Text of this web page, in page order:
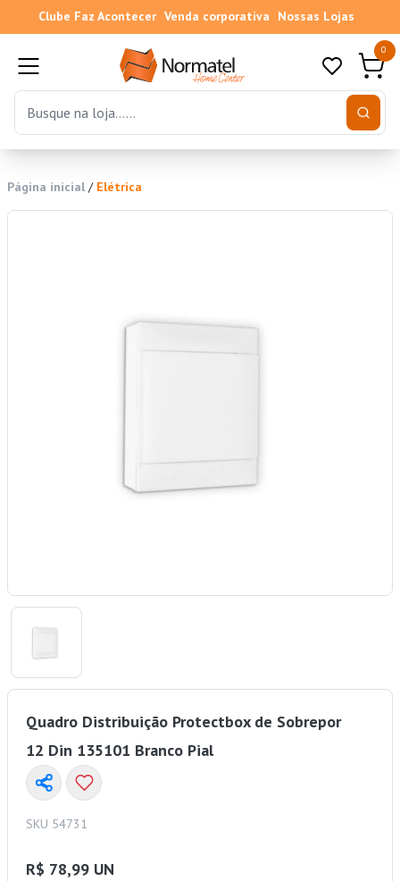
Clube Faz Acontecer Venda corporativa Nossas Lojas
0
Página inicial / Elétrica
Quadro Distribuição Protectbox de Sobrepor
12 Din 135101 Branco Pial
SKU 54731
R$ 78,99 UN